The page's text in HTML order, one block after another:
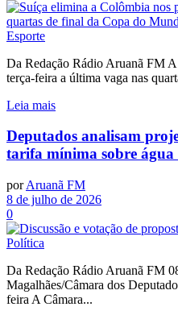
Esporte
Da Redação Rádio Aruanã FM
terça-feira a última vaga nas
Leia mais
Deputados analisam
tarifa mínima sobre água
por Aruanã FM
8 de julho de 2026
0
Política
Da Redação Rádio Aruanã FM
Magalhães/Câmara dos
feira A Câmara...